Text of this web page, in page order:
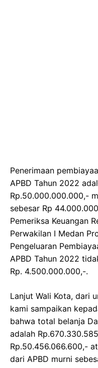
Penerimaan
APBD Tahun 2022
Rp.50.000.000.000,-
sebesar Rp
Pemeriksa Keuangan
Perwakilan I Medan
Pengeluaran
APBD Tahun 2022
Rp. 4.500.000.000,-.
Lanjut Wali Kota, dari
kami sampaikan
bahwa total belanja
adalah
Rp.50.456.066.600,-
dari APBD murni